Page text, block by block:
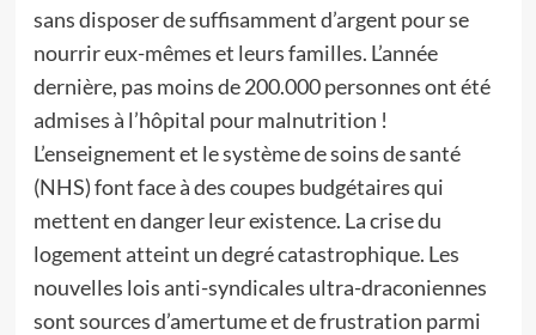
sans disposer de suffisamment d’argent pour se
nourrir eux-mêmes et leurs familles. L’année
dernière, pas moins de 200.000 personnes ont été
admises à l’hôpital pour malnutrition !
L’enseignement et le système de soins de santé
(NHS) font face à des coupes budgétaires qui
mettent en danger leur existence. La crise du
logement atteint un degré catastrophique. Les
nouvelles lois anti-syndicales ultra-draconiennes
sont sources d’amertume et de frustration parmi